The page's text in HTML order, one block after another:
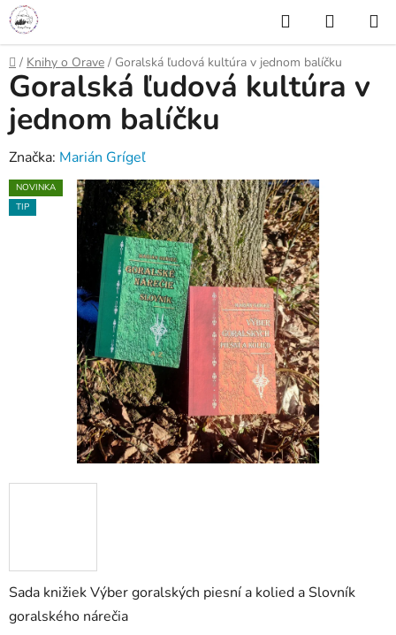
Prejsť
na
obsah
Hľadať
KOŠÍK
Domov
/ Knihy o Orave / Goralská ľudová kultúra v jednom balíčku
Sada knižiek Výber goralských piesní a kolied a Slovník
goralského nárečia
Goralská ľudová kultúra v
jednom balíčku
Značka: Marián Grígeľ
NOVINKA
TIP